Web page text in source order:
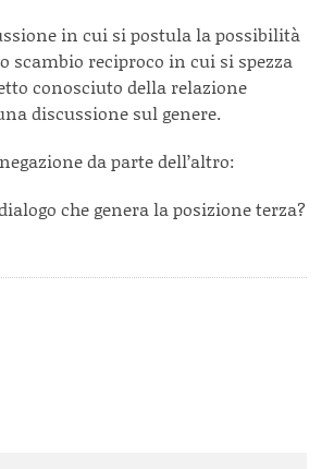
in cui si postula la possibilità
reciproco in cui si spezza
conosciuto della relazione
discussione sul genere.
da parte dell’altro:
che genera la posizione terza?